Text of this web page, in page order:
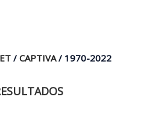
/ CAPTIVA/ 1970-2022